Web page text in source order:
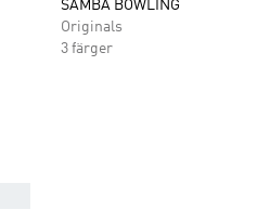
SAMBA BOWLING
Originals
3 färger